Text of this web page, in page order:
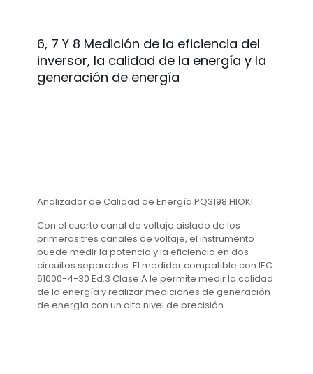
6, 7 Y 8 Medición de la eficiencia del
inversor, la calidad de la energía y la
generación de energía
Analizador de Calidad de Energía PQ3198 HIOKI
Con el cuarto canal de voltaje aislado de los
primeros tres canales de voltaje, el instrumento
puede medir la potencia y la eficiencia en dos
circuitos separados. El medidor compatible con IEC
61000-4-30 Ed.3 Clase A le permite medir la calidad
de la energía y realizar mediciones de generación
de energía con un alto nivel de precisión.